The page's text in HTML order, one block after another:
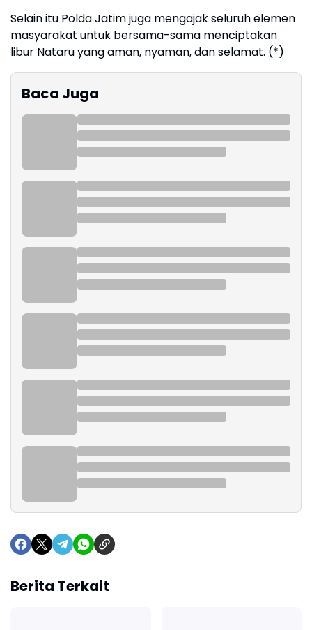
Selain itu Polda Jatim juga mengajak seluruh elemen
masyarakat untuk bersama-sama menciptakan
libur Nataru yang aman, nyaman, dan selamat. (*)
Baca Juga
Berita Terkait